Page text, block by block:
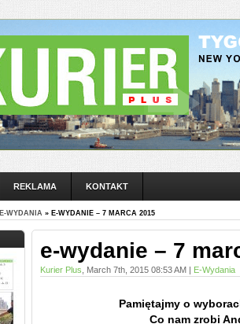
REKLAMA KONTAKT
E-WYDANIA » E-WYDANIE – 7 MARCA 2015
e-wydanie – 7
Kurier Plus , March 7th, 2015 08:53 AM | E-Wydania
Pamiętajmy o
Co nam zrobi